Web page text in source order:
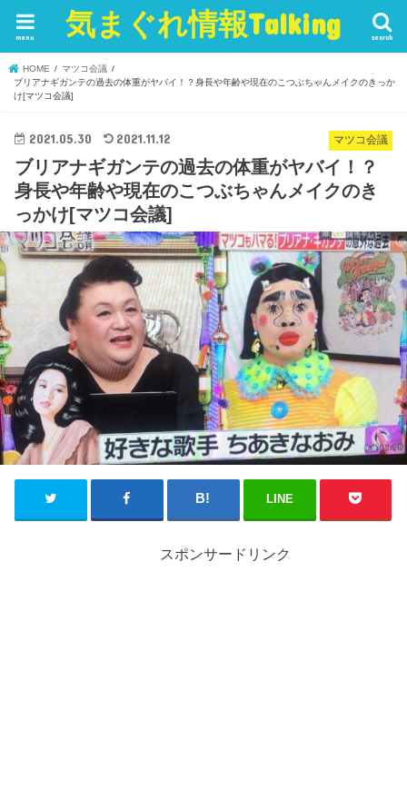
気まぐれ情報Talking search
menu
HOME
マツコ会議
ブリアナギガンテの過去の体重がヤバイ！？身長や年齢や現在のこつぶちゃんメイクのきっか
け[マツコ会議]
マツコ会議
2021.05.30 2021.11.12
ブリアナギガンテの過去の体重がヤバイ！？
身長や年齢や現在のこつぶちゃんメイクのき
っかけ[マツコ会議]
LINE
スポンサードリンク